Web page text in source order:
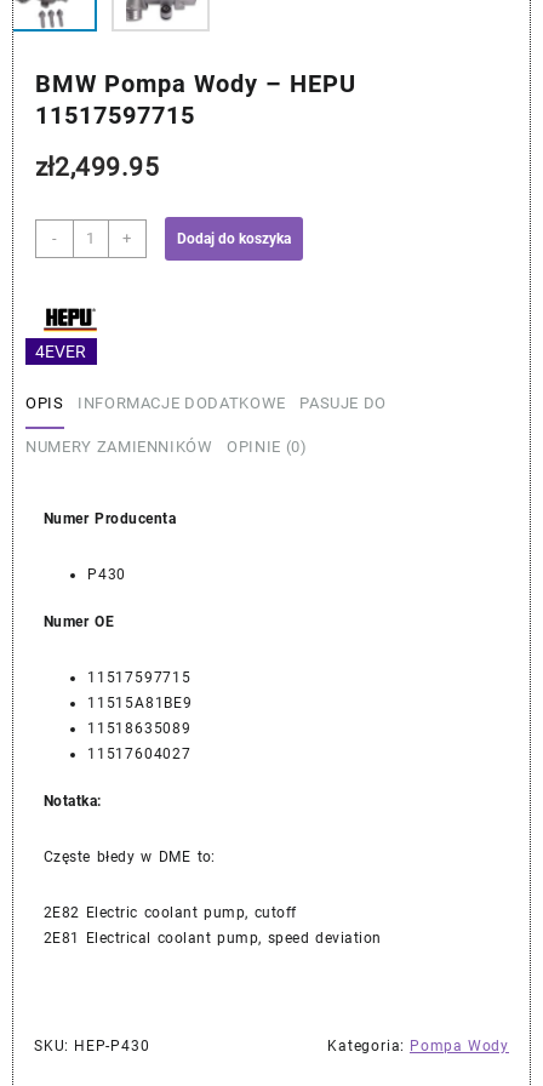
4EVER
BMW Pompa Wody – HEPU
11517597715
zł2,499.95
-
ilość
BMW
Wody
-
HEPU
+ Dodaj do koszyka
OPIS INFORMACJE DODATKOWE PASUJE DO
NUMERY ZAMIENNIKÓW OPINIE (0)
Numer Producenta
P430
Numer OE
11517597715
11515A81BE9
11518635089
11517604027
Notatka:
Częste błedy w DME to:
2E82 Electric coolant pump, cutoff
2E81 Electrical coolant pump, speed deviation
SKU: HEP-P430 Kategoria: Pompa Wody